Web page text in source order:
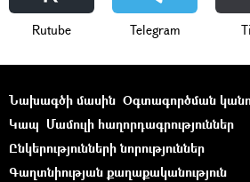
Rutube Telegram
Նախագծի մասին Օգտագործման
Կապ Մամուլի հաղորդագրություններ
Ընկերությունների նորություններ
Գաղտնիության քաղաքականություն